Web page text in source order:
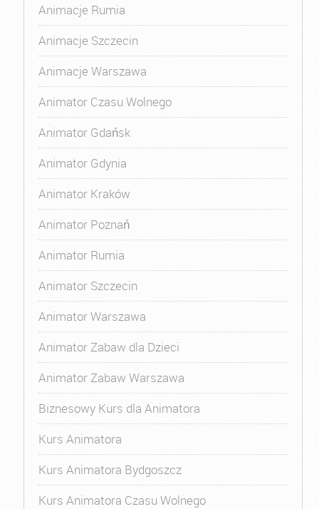
Animacje Rumia
Animacje Szczecin
Animacje Warszawa
Animator Czasu Wolnego
Animator Gdańsk
Animator Gdynia
Animator Kraków
Animator Poznań
Animator Rumia
Animator Szczecin
Animator Warszawa
Animator Zabaw dla Dzieci
Animator Zabaw Warszawa
Biznesowy Kurs dla Animatora
Kurs Animatora
Kurs Animatora Bydgoszcz
Kurs Animatora Czasu Wolnego